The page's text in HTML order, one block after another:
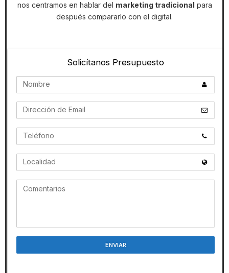
nos centramos en hablar del marketing tradicional para
después compararlo con el digital.
Solicítanos Presupuesto
ENVIAR